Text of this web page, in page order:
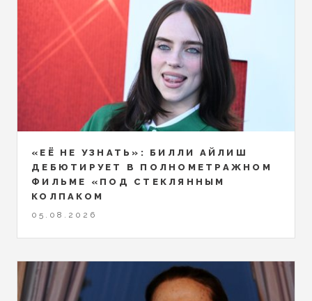
«ЕЁ НЕ УЗНАТЬ»: БИЛЛИ АЙЛИШ
ДЕБЮТИРУЕТ В ПОЛНОМЕТРАЖНОМ
ФИЛЬМЕ «ПОД СТЕКЛЯННЫМ
КОЛПАКОМ
05.08.2026